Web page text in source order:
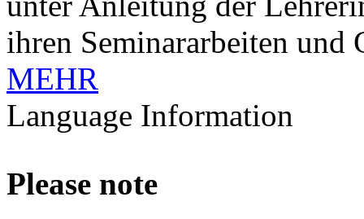
ihren Seminararbeiten und
MEHR
Language Information
Please note